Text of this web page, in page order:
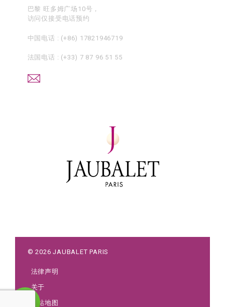
巴黎 旺多姆广场10号，
访问仅接受电话预约
中国电话 : (+86) 17821946719
法国电话 : (+33) 7 87 96 51 55
©2026 JAUBALET PARIS
法律声明
关于
网站地图